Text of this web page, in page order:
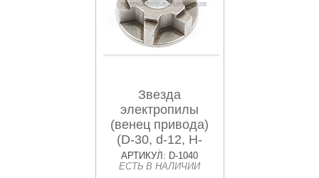
Звезда
электропилы
(венец привода)
(D-30, d-12, H-
12mm) Stern
JIANTAI
АРТИКУЛ: D-1040
ЕСТЬ В НАЛИЧИИ